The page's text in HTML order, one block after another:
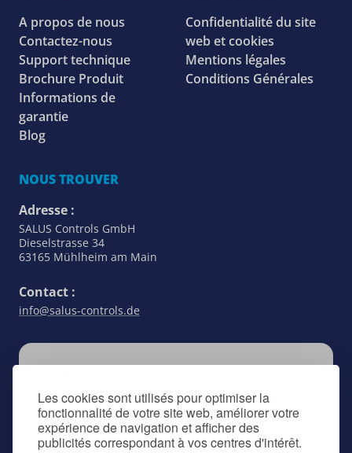
Les cookies sont utilisés pour optimiser la
fonctionnalité de votre site web, améliorer votre
expérience de navigation et afficher des
publicités correspondant à vos centres d'intérêt.
A propos de nous
Contactez-nous
Support technique
Brochure Produit
Informations de
garantie
Blog
Confidentialité du site
web et cookies
Mentions légales
Conditions Générales
NOUS TROUVER
Adresse :
SALUS Controls GmbH
Dieselstrasse 34
63165 Mühlheim am Main
Contact :
info@salus-controls.de
Restez au courant de tout ce qui concerne
SALUS Controls en vous inscrivant à notre
lettre d’information.